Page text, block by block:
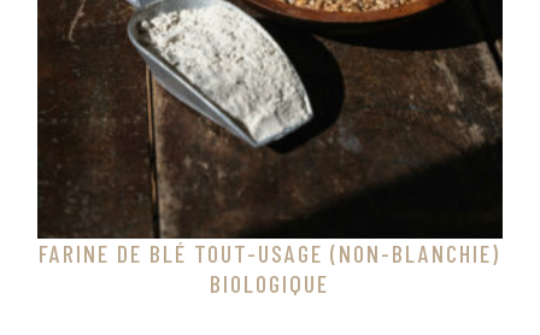
FARINE DE BLÉ TOUT-USAGE (NON-BLANCHIE)
BIOLOGIQUE